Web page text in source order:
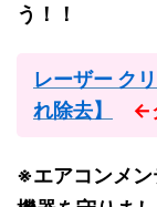
う！！
レーザー ク
れ除去】
←
※エアコンメン